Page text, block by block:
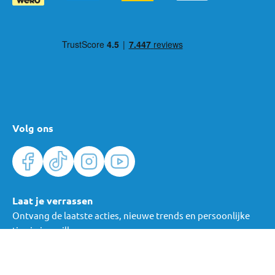
Volg ons
Laat je verrassen
Ontvang de laatste acties, nieuwe trends en persoonlijke
tips in je mailbox.